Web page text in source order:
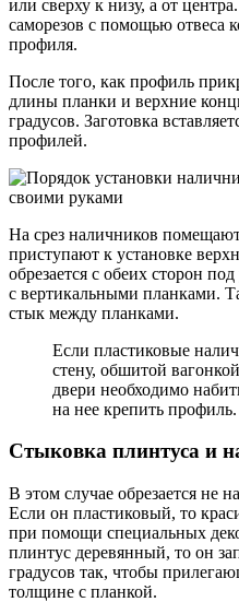
или сверху к низу, а от
саморезов с помощью отвеса
профиля.
После того, как профиль
длины планки и верхние
градусов. Заготовка
профилей.
На срез наличников
приступают к установке
обрезается с обеих сторон
с вертикальными планками.
стык между планками.
Если пластиковые
стену, обшитой
двери необходимо
на нее крепить профиль.
Стыковка плинтуса и
В этом случае обрезается не
Если он пластиковый, то
при помощи специальных
плинтус деревянный, то он
градусов так, чтобы
толщине с планкой.